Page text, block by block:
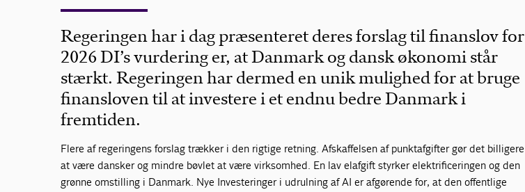
Regeringen har i dag præsenteret deres forslag til finanslov for
2026 DI’s vurdering er, at Danmark og dansk økonomi står
stærkt. Regeringen har dermed en unik mulighed for at bruge
finansloven til at investere i et endnu bedre Danmark i
fremtiden.
Flere af regeringens forslag trækker i den rigtige retning. Afskaffelsen af punktafgifter gør det billigere
at være dansker og mindre bøvlet at være virksomhed. En lav elafgift styrker elektrificeringen og den
grønne omstilling i Danmark. Nye Investeringer i udrulning af AI er afgørende for, at den offentlige